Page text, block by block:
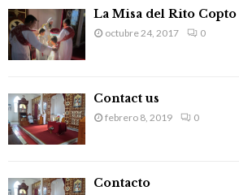
f
o
r
:
La Misa del Rito Copto
octubre 24, 2017 0
Contact us
febrero 8, 2019 0
Contacto